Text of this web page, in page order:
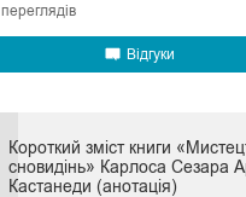
переглядів
Відгуки
Короткий зміст книги
сновидінь» Карлоса Сезара
Кастанеди (анотація)